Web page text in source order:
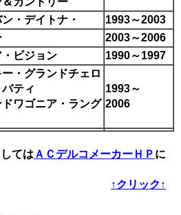
・デイトナ・
1993～2003
2003～2006
ビジョン 1990～1997
・グランドチェロ
ティ
ドワゴニア・ラング
1993～
2006
ては ＡＣデルコメーカーＨＰ に
↑クリック↑